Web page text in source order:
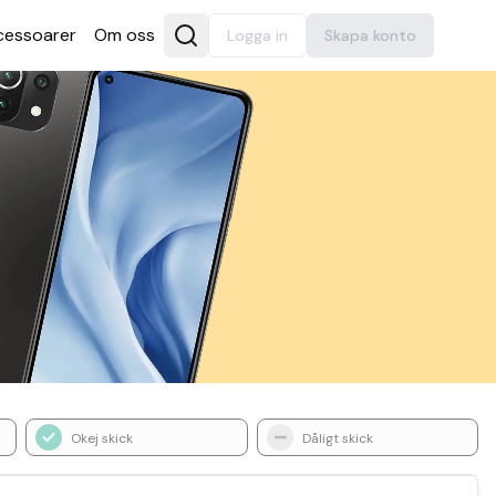
Om oss Logga in Skapa konto
Okej skick Dåligt skick